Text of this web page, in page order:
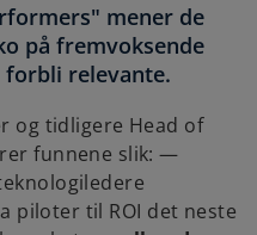
mener de
på fremvoksende
relevante.
og tidligere Head of
funnene slik: —
piloter til ROI det neste